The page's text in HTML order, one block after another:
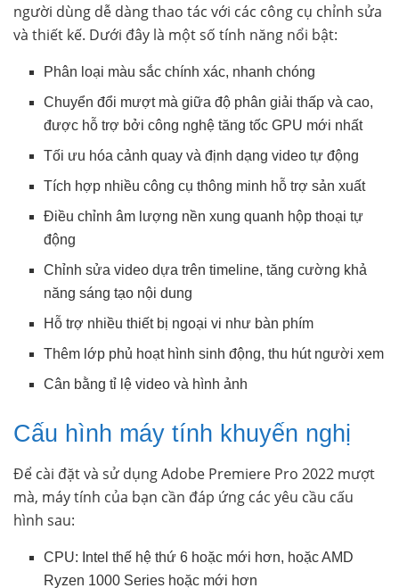
người dùng dễ dàng thao tác với các công cụ chỉnh sửa
và thiết kế. Dưới đây là một số tính năng nổi bật:
Phân loại màu sắc chính xác, nhanh chóng
Chuyển đổi mượt mà giữa độ phân giải thấp và cao,
được hỗ trợ bởi công nghệ tăng tốc GPU mới nhất
Tối ưu hóa cảnh quay và định dạng video tự động
Tích hợp nhiều công cụ thông minh hỗ trợ sản xuất
Điều chỉnh âm lượng nền xung quanh hộp thoại tự
động
Chỉnh sửa video dựa trên timeline, tăng cường khả
năng sáng tạo nội dung
Hỗ trợ nhiều thiết bị ngoại vi như bàn phím
Thêm lớp phủ hoạt hình sinh động, thu hút người xem
Cân bằng tỉ lệ video và hình ảnh
Cấu hình máy tính khuyến nghị
Để cài đặt và sử dụng Adobe Premiere Pro 2022 mượt
mà, máy tính của bạn cần đáp ứng các yêu cầu cấu
hình sau:
CPU: Intel thế hệ thứ 6 hoặc mới hơn, hoặc AMD
Ryzen 1000 Series hoặc mới hơn